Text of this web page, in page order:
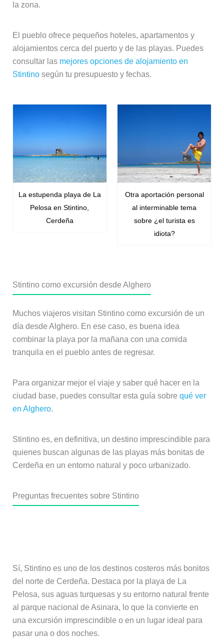
la zona.
El pueblo ofrece pequeños hoteles, apartamentos y
alojamientos cerca del puerto y de las playas. Puedes
consultar las mejores opciones de alojamiento en
Stintinosegún tu presupuesto y fechas.
La estupenda playa de La
Pelosa en Stintino,
Cerdeña
Otra aportación personal
al interminable tema
sobre ¿el turista es
idiota?
Stintino como excursión desde Alghero
Muchos viajeros visitan Stintino como excursión de un
día desde Alghero. En ese caso, es buena idea
combinar la playa por la mañana con una comida
tranquila en el pueblo antes de regresar.
Para organizar mejor el viaje y saber qué hacer en la
ciudad base, puedes consultar esta guía sobre qué ver
en Alghero.
Stintino es, en definitiva, un destino imprescindible para
quienes buscan algunas de las playas más bonitas de
Cerdeña en un entorno natural y poco urbanizado.
Preguntas frecuentes sobre Stintino
Sí, Stintino es uno de los destinos costeros más bonitos
del norte de Cerdeña. Destaca por la playa de La
Pelosa, sus aguas turquesas y su entorno natural frente
al parque nacional de Asinara, lo que la convierte en
una excursión imprescindible o en un lugar ideal para
pasar una o dos noches.